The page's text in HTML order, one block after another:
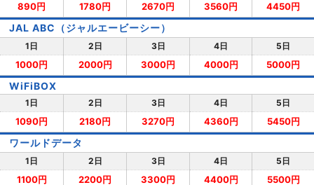
890円 1780円 2670円 3560円 4450円
JAL ABC（ジャルエービーシー）
1日 2日 3日 4日 5日
1000円 2000円 3000円 4000円 5000円
WiFiBOX
1日 2日 3日 4日 5日
1090円 2180円 3270円 4360円 5450円
ワールドデータ
1日 2日 3日 4日 5日
1100円 2200円 3300円 4400円 5500円